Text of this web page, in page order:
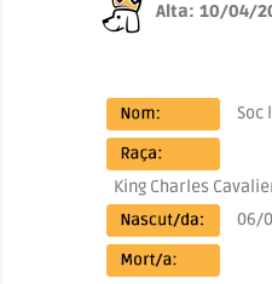
Alta: 10/04/
Soc
King Charles
06/